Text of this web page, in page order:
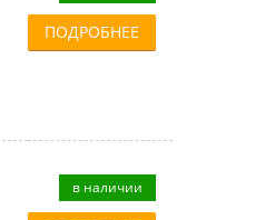
ПОДРОБНЕЕ
в наличии